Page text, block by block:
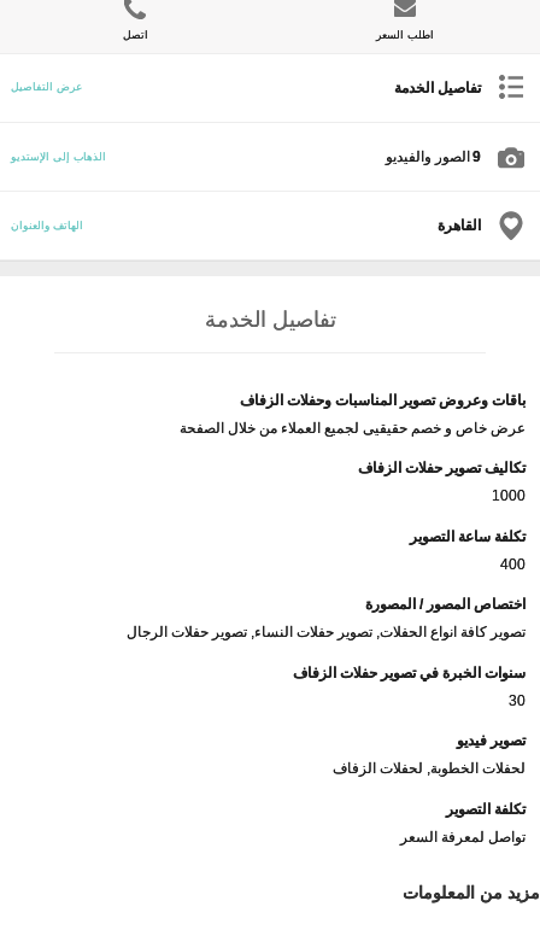
اطلب السعر اتصل
تفاصيل الخدمة عرض التفاصيل
9 الصور والفيديو الذهاب إلى الإستديو
القاهرة الهاتف والعنوان
تفاصيل الخدمة
باقات وعروض تصوير المناسبات وحفلات الزفاف
عرض خاص و خصم حقيقيى لجميع العملاء من خلال الصفحة
تكاليف تصوير حفلات الزفاف
1000
تكلفة ساعة التصوير
400
اختصاص المصور / المصورة
تصوير كافة انواع الحفلات, تصوير حفلات النساء, تصوير حفلات الرجال
سنوات الخبرة في تصوير حفلات الزفاف
30
تصوير فيديو
لحفلات الخطوبة, لحفلات الزفاف
تكلفة التصوير
تواصل لمعرفة السعر
مزيد من المعلومات